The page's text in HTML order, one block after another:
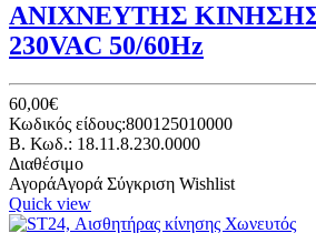
ΑΝΙΧΝΕΥΤΗΣ ΚΙΝΗΣΗΣ
230VAC 50/60Hz
60,00€
Κωδικός είδους:800125010000
B. Κωδ.: 18.11.8.230.0000
Διαθέσιμο
ΑγοράΑγορά Σύγκριση Wishlist
Quick view